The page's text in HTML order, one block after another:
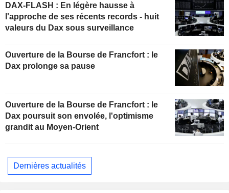
DAX-FLASH : En légère hausse à
l'approche de ses récents records - huit
valeurs du Dax sous surveillance
Ouverture de la Bourse de Francfort : le
Dax prolonge sa pause
Ouverture de la Bourse de Francfort : le
Dax poursuit son envolée, l'optimisme
grandit au Moyen-Orient
Dernières actualités